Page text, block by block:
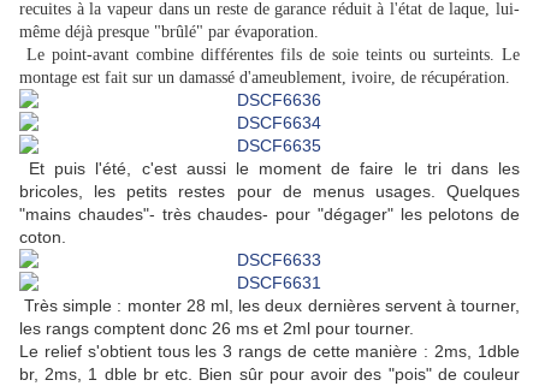
recuites à la vapeur dans un reste de garance réduit à l'état de laque, lui-
même déjà presque "brûlé" par évaporation.
Le point-avant combine différentes fils de soie teints ou surteints. Le
montage est fait sur un damassé d'ameublement, ivoire, de récupération.
Et puis l'été, c'est aussi le moment de faire le tri dans les
bricoles, les petits restes pour de menus usages. Quelques
"mains chaudes"- très chaudes- pour "dégager" les pelotons de
coton.
Très simple : monter 28 ml, les deux dernières servent à tourner,
les rangs comptent donc 26 ms et 2ml pour tourner.
Le relief s'obtient tous les 3 rangs de cette manière : 2ms, 1dble
br, 2ms, 1 dble br etc. Bien sûr pour avoir des "pois" de couleur